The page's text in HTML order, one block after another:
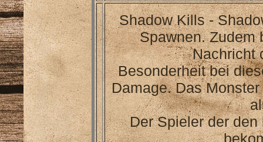
Shadow Kills -
Spawnen. Zudem
Nachricht
Besonderheit bei
Damage. Das
Der Spieler der